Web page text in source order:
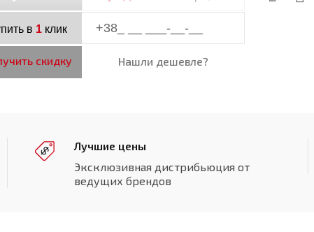
в 1клик
Нашли дешевле?
скидку
Лучшие цены
Эксклюзивная дистрибьюция от
ведущих брендов